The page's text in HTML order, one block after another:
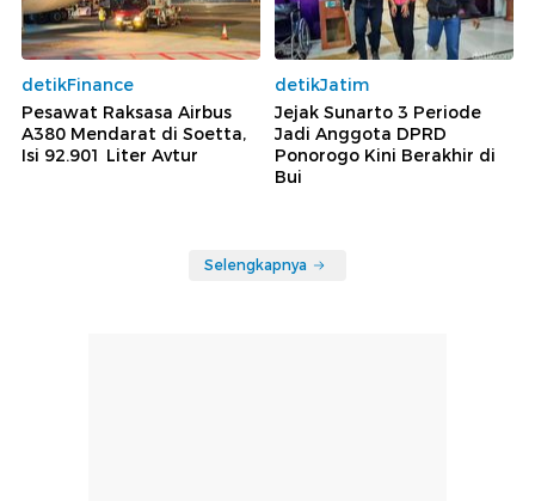
detikFinance
Pesawat Raksasa Airbus
A380 Mendarat di Soetta,
Isi 92.901 Liter Avtur
detikJatim
Jejak Sunarto 3 Periode
Jadi Anggota DPRD
Ponorogo Kini Berakhir di
Bui
Selengkapnya